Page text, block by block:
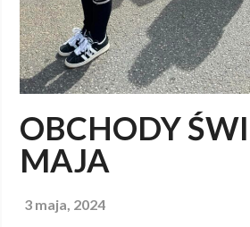
OBCHODY
MAJA
3 maja, 2024